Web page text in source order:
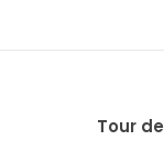
Tour